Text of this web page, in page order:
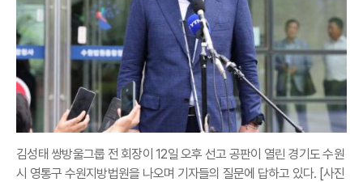
김성태 쌍방울그룹 전 회장이 12일 오후 선고 공판이 열린 경기도 수원
시 영통구 수원지방법원을 나오며 기자들의 질문에 답하고 있다. [사진